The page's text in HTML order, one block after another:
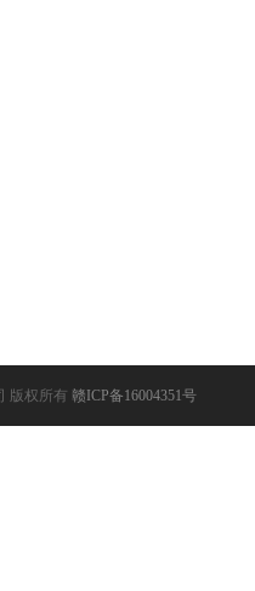
版权所有 赣ICP备16004351号